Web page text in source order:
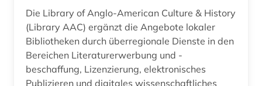
Die Library of Anglo-American Culture & History
(Library AAC) ergänzt die Angebote lokaler
Bibliotheken durch überregionale Dienste in den
Bereichen Literaturerwerbung und -
beschaffung, Lizenzierung, elektronisches
Publizieren und digitales wissenschaftliches